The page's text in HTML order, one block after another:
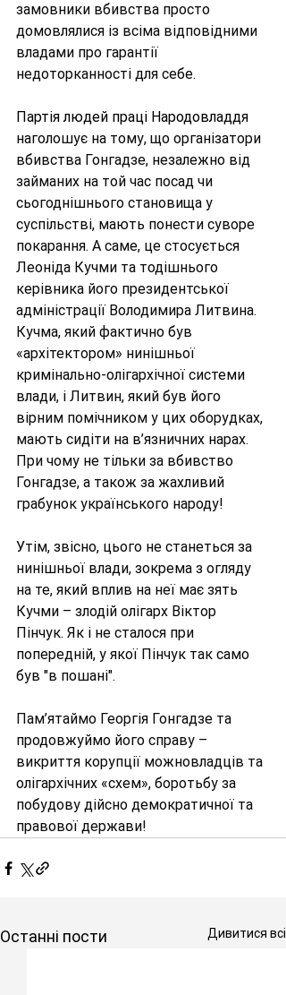
замовники вбивства просто
домовлялися із всіма відповідними
владами про гарантії
недоторканності для себе.
Партія людей праці Народовладдя
наголошує на тому, що організатори
вбивства Гонгадзе, незалежно від
займаних на той час посад чи
сьогоднішнього становища у
суспільстві, мають понести суворе
покарання. А саме, це стосується
Леоніда Кучми та тодішнього
керівника його президентської
адміністрації Володимира Литвина.
Кучма, який фактично був
«архітектором» нинішньої
кримінально-олігархічної системи
влади, і Литвин, який був його
вірним помічником у цих оборудках,
мають сидіти на в’язничних нарах.
При чому не тільки за вбивство
Гонгадзе, а також за жахливий
грабунок українського народу!
Утім, звісно, цього не станеться за
нинішньої влади, зокрема з огляду
на те, який вплив на неї має зять
Кучми – злодій олігарх Віктор
Пінчук. Як і не сталося при
попередній, у якої Пінчук так само
був "в пошані".
Пам’ятаймо Георгія Гонгадзе та
продовжуймо його справу –
викриття корупції можновладців та
олігархічних «схем», боротьбу за
побудову дійсно демократичної та
правової держави!
Останні пости Дивитися всі